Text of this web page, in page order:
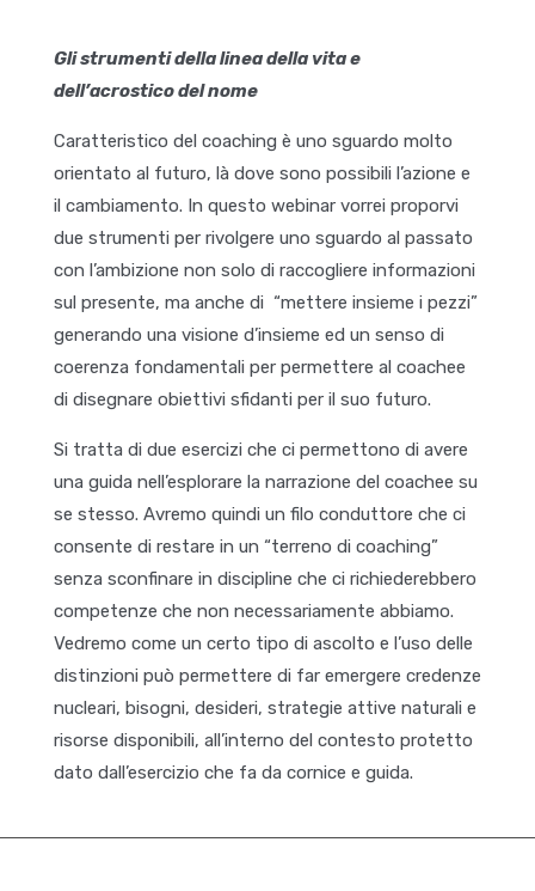
Gli strumenti della linea della vita e
dell’acrostico del nome
Caratteristico del coaching è uno sguardo molto
orientato al futuro, là dove sono possibili l’azione e
il cambiamento. In questo webinar vorrei proporvi
due strumenti per rivolgere uno sguardo al passato
con l’ambizione non solo di raccogliere informazioni
sul presente, ma anche di “mettere insieme i pezzi”
generando una visione d’insieme ed un senso di
coerenza fondamentali per permettere al coachee
di disegnare obiettivi sfidanti per il suo futuro.
Si tratta di due esercizi che ci permettono di avere
una guida nell’esplorare la narrazione del coachee su
se stesso. Avremo quindi un filo conduttore che ci
consente di restare in un “terreno di coaching”
senza sconfinare in discipline che ci richiederebbero
competenze che non necessariamente abbiamo.
Vedremo come un certo tipo di ascolto e l’uso delle
distinzioni può permettere di far emergere credenze
nucleari, bisogni, desideri, strategie attive naturali e
risorse disponibili, all’interno del contesto protetto
dato dall’esercizio che fa da cornice e guida.